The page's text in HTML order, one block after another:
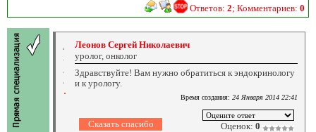
Ответов: 2; Комментариев: 0
Леонов Сергей Николаевич
уролог, онколог
Здравствуйте! Вам нужно обратиться к эндокринологу
и к урологу.
Время создания: 24 Января 2014 22:41
Оценок: 0